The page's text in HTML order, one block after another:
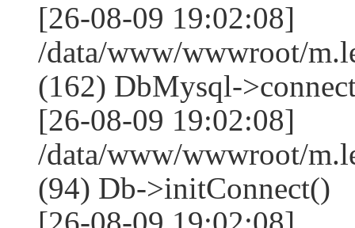
[26-08-09 19:02:08]
/data/www/wwwroot/
(162) DbMysql-
[26-08-09 19:02:08]
/data/www/wwwroot/
(94) Db->initConnect()